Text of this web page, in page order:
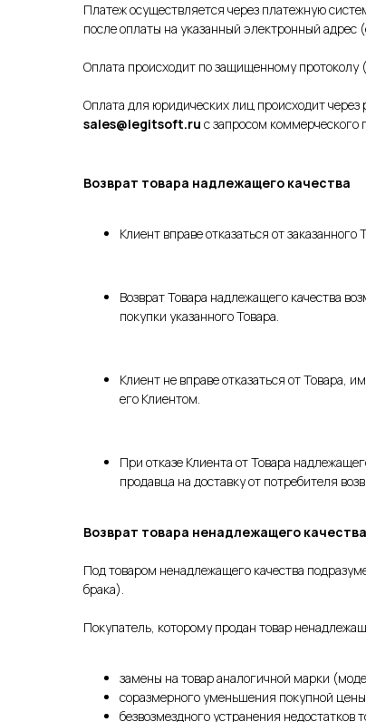
Платеж осуществляется через платежную
после оплаты на указанный электронный адрес
Оплата происходит по защищенному протоколу
Оплата для юридических лиц происходит через
sales@legitsoft.ru с запросом коммерческого
Возврат товара надлежащего качества
Клиент вправе отказаться от
Возврат Товара надлежащего качества
покупки указанного Товара.
Клиент не вправе отказаться от
его Клиентом.
При отказе Клиента от Товара
продавца на доставку от потребителя
Возврат товара ненадлежащего качества
Под товаром ненадлежащего качества
брака).
Покупатель, которому продан товар
замены на товар аналогичной марки
соразмерного уменьшения покупной
безвозмездного устранения